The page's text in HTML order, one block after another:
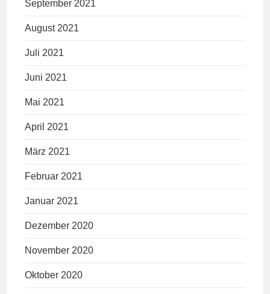
September 2021
August 2021
Juli 2021
Juni 2021
Mai 2021
April 2021
März 2021
Februar 2021
Januar 2021
Dezember 2020
November 2020
Oktober 2020